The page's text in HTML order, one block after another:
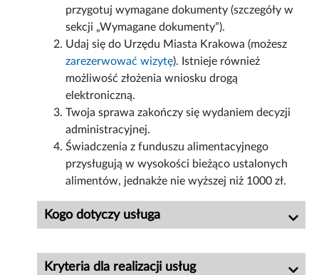
przygotuj wymagane dokumenty (szczegóły w
sekcji „Wymagane dokumenty”).
Udaj się do Urzędu Miasta Krakowa (możesz
zarezerwować wizytę). Istnieje również
możliwość złożenia wniosku drogą
elektroniczną.
Twoja sprawa zakończy się wydaniem decyzji
administracyjnej.
Świadczenia z funduszu alimentacyjnego
przysługują w wysokości bieżąco ustalonych
alimentów, jednakże nie wyższej niż 1000 zł.
Kogo dotyczy usługa
Kryteria dla realizacji usług